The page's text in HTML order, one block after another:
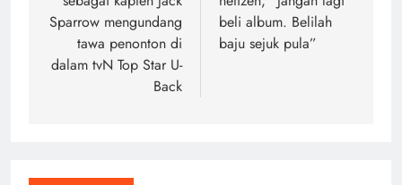
Sparrow mengundang
tawa penonton di
dalam tvN Top Star U-
Back
beli album. Belilah
baju sejuk pula”